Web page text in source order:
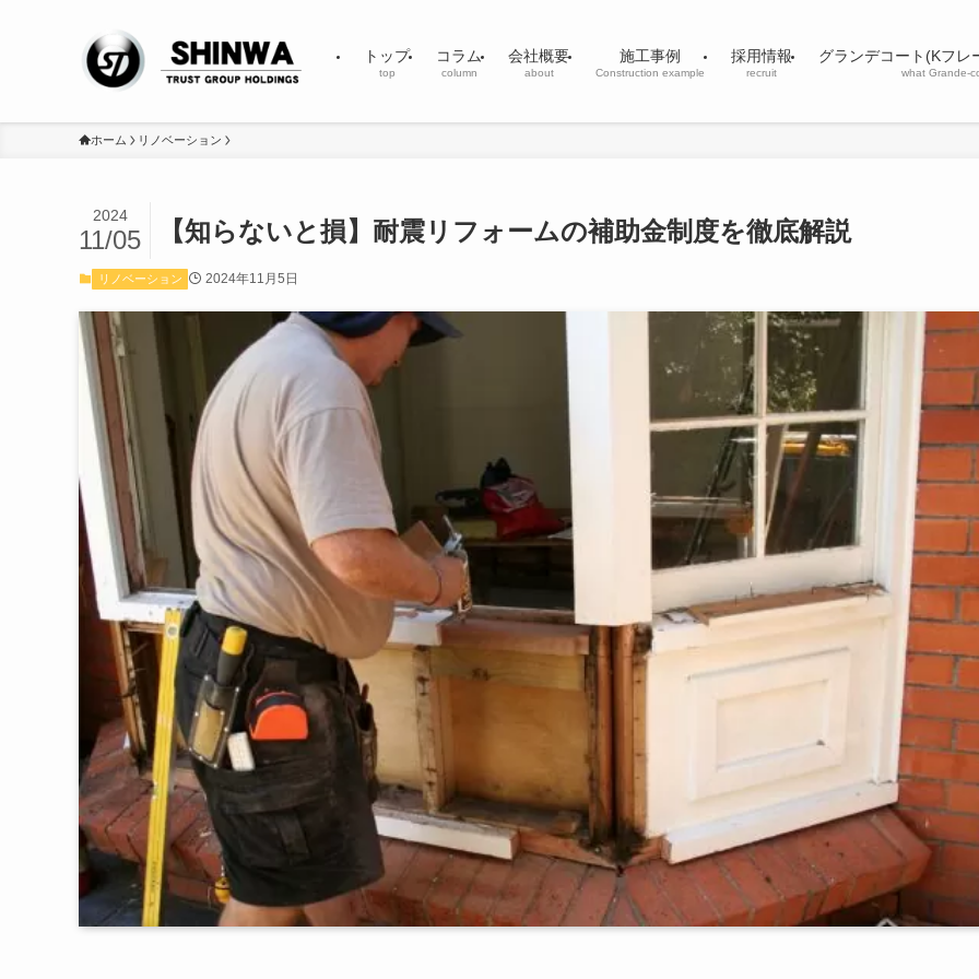
トップ
top
コラム
column
会社概要
about
施工事例
Construction example
採用情報
recruit
グランデコート(Kフレ
what Grande-
ホーム リノベーション
【知らないと損】耐震リフォームの補助金制度を徹底解説
2024
11/05
リノベーション 2024年11月5日